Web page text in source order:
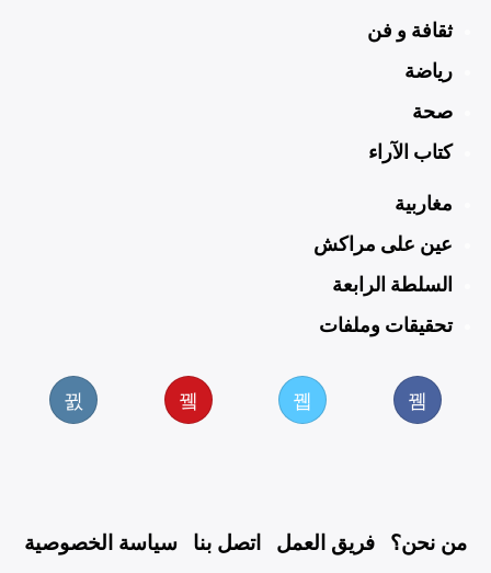
ثقافة و فن
رياضة
صحة
كتاب الآراء
مغاربية
عين على مراكش
السلطة الرابعة
تحقيقات وملفات
من نحن؟ فريق العمل اتصل بنا سياسة الخصوصية